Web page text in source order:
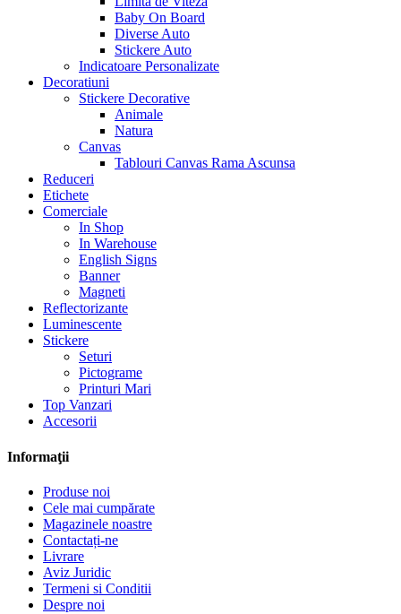
Baby On Board
Diverse Auto
Stickere Auto
Indicatoare Personalizate
Decoratiuni
Stickere Decorative
Animale
Natura
Canvas
Tablouri Canvas Rama Ascunsa
Reduceri
Etichete
Comerciale
In Shop
In Warehouse
English Signs
Banner
Magneti
Reflectorizante
Luminescente
Stickere
Seturi
Pictograme
Printuri Mari
Top Vanzari
Accesorii
Informaţii
Produse noi
Cele mai cumpărate
Magazinele noastre
Contactați-ne
Livrare
Aviz Juridic
Termeni si Conditii
Despre noi